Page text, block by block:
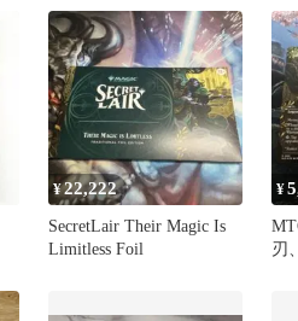
¥22,222
SecretLair Their Magic Is
Limitless Foil
¥
刃